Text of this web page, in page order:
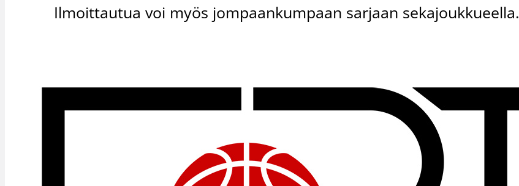
Ilmoittautua voi myös jompaankumpaan sarjaan sekajoukkueella.